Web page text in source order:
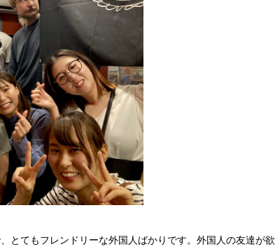
とてもフレンドリーな外国人ばかりです。外国人の友達が欲